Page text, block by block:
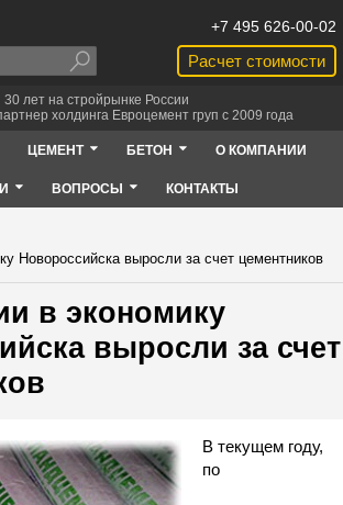
Расчет стоимости
+7 495 626-00-02
30 лет на стройрынке России
холдинга Евроцемент груп с 2009 года
ЦЕМЕНТ БЕТОН О КОМПАНИИ
ВОПРОСЫ КОНТАКТЫ
Новороссийска выросли за счет цементников
в экономику
выросли за счет
В текущем году,
по